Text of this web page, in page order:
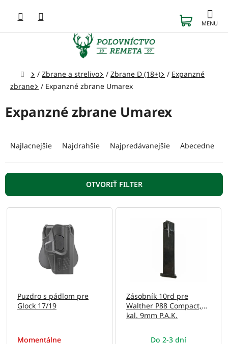
obsah
KOŠÍK
Domov
/ Zbrane a strelivo / Zbrane D (18+) / Expanzné
zbrane
/ Expanzné zbrane Umarex
Expanzné zbrane Umarex
e
n
e
p
Najlacnejšie Najdrahšie Najpredávanejšie Abecedne
OTVORIŤ FILTER
V
Puzdro s pádlom pre
Glock 17/19
Momentálne
Zásobník 10rd pre
Walther P88 Compact,
kal. 9mm P.A.K.
Do 2-3 dní